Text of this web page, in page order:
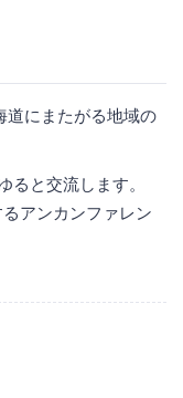
道にまたがる地域の
と交流します。
アンカンファレン